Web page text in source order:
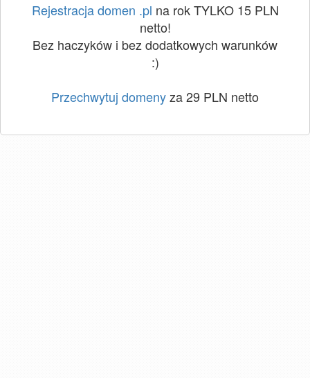
Rejestracja domen .pl na rok TYLKO 15 PLN
netto!
Bez haczyków i bez dodatkowych warunków
:)
Przechwytuj domenyza 29 PLN netto